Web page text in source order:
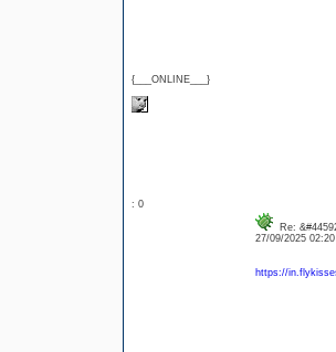
{___ONLINE___}
: 0
Re:
27/09/2025
https://